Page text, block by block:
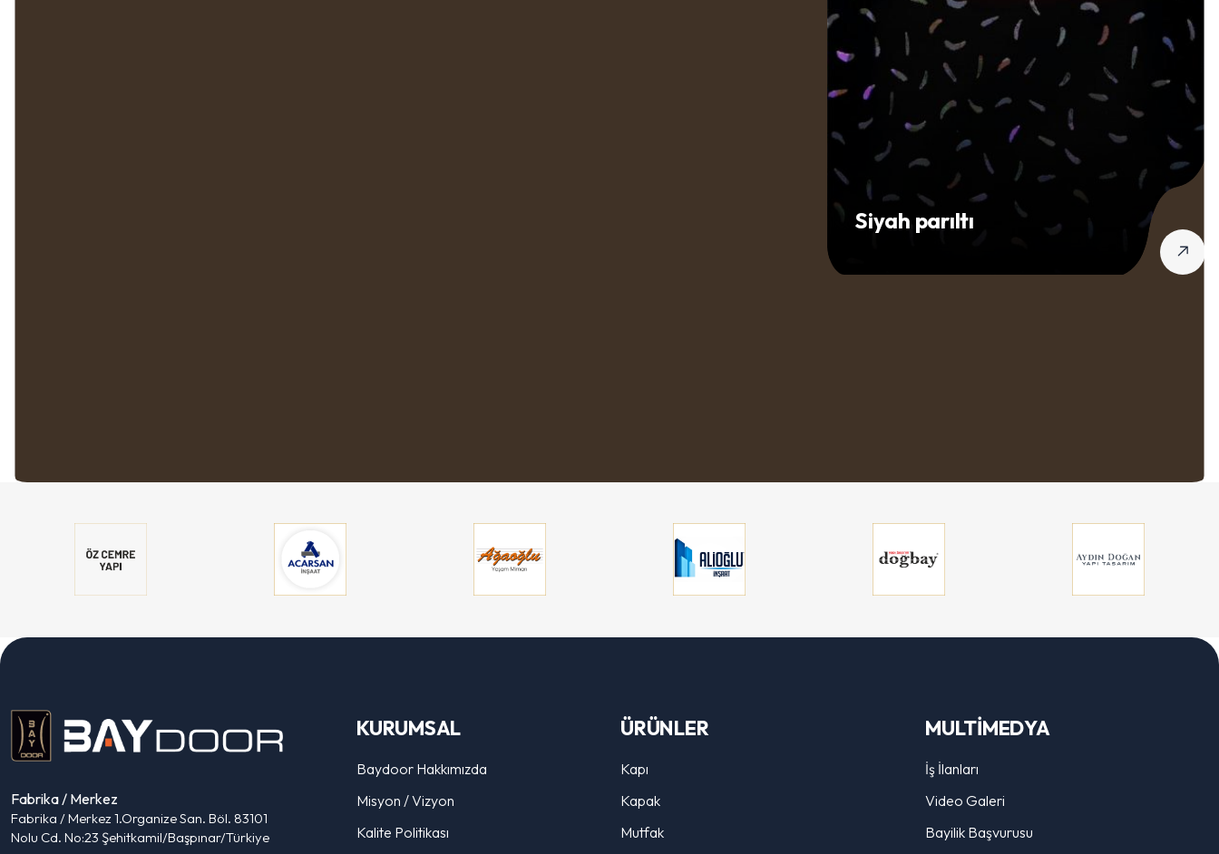
Siyah parıltı
Fabrika / Merkez
Fabrika / Merkez 1.Organize San. Böl. 83101
Nolu Cd. No:23 Şehitkamil/Başpınar/Türkiye
KURUMSAL
Baydoor Hakkımızda
Misyon / Vizyon
Kalite Politikası
ÜRÜNLER
Kapı
Kapak
Mutfak
MULTİMEDYA
İş İlanları
Video Galeri
Bayilik Başvurusu